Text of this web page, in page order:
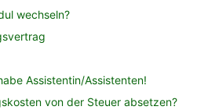
wechseln?
Assistentin/Assistenten!
von der Steuer absetzen?